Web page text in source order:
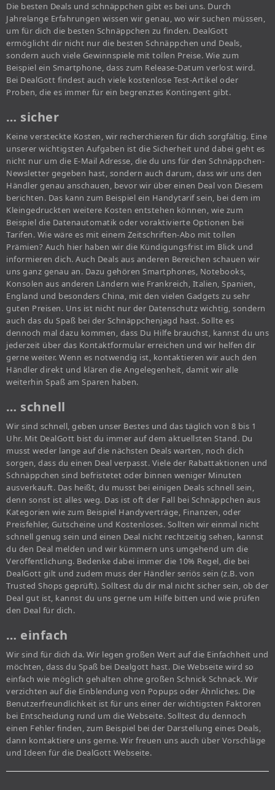
Die besten Deals und schnäppchen gibt es bei uns. Durch
Jahrelange Erfahrungen wissen wir genau, wo wir suchen müssen,
um für dich die besten Schnäppchen zu finden. DealGott
ermöglicht dir nicht nur die besten Schnäppchen und Deals,
sondern auch viele Gewinnspiele mit tollen Preise. Wie zum
Beispiel ein Smartphone, dass zum Release-Datum verlost wird.
Bei DealGott findest auch viele kostenlose Test-Artikel oder
Proben, die es immer für ein begrenztes Kontingent gibt.
… sicher
Keine versteckte Kosten, wir recherchieren für dich sorgfältig. Eine
unserer wichtigsten Aufgaben ist die Sicherheit und dabei geht es
nicht nur um die E-Mail Adresse, die du uns für den Schnäppchen-
Newsletter gegeben hast, sondern auch darum, dass wir uns den
Händler genau anschauen, bevor wir über einen Deal von Diesem
berichten. Das kann zum Beispiel ein Handytarif sein, bei dem im
Kleingedruckten weitere Kosten entstehen können, wie zum
Beispiel die Datenautomatik oder voraktivierte Optionen bei
Tarifen. Wie wäre es mit einem Zeitschriften-Abo mit tollen
Prämien? Auch hier haben wir die Kündigungsfrist im Blick und
informieren dich. Auch Deals aus anderen Bereichen schauen wir
uns ganz genau an. Dazu gehören Smartphones, Notebooks,
Konsolen aus anderen Ländern wie Frankreich, Italien, Spanien,
England und besonders China, mit den vielen Gadgets zu sehr
guten Preisen. Uns ist nicht nur der Datenschutz wichtig, sondern
auch das du Spaß bei der Schnäppchenjagd hast. Sollte es
dennoch mal dazu kommen, dass Du Hilfe brauchst, kannst du uns
jederzeit über das Kontaktformular erreichen und wir helfen dir
gerne weiter. Wenn es notwendig ist, kontaktieren wir auch den
Händler direkt und klären die Angelegenheit, damit wir alle
weiterhin Spaß am Sparen haben.
… schnell
Wir sind schnell, geben unser Bestes und das täglich von 8 bis 1
Uhr. Mit DealGott bist du immer auf dem aktuellsten Stand. Du
musst weder lange auf die nächsten Deals warten, noch dich
sorgen, dass du einen Deal verpasst. Viele der Rabattaktionen und
Schnäppchen sind befristetet oder binnen weniger Minuten
ausverkauft. Das heißt, du musst bei einigen Deals schnell sein,
denn sonst ist alles weg. Das ist oft der Fall bei Schnäppchen aus
Kategorien wie zum Beispiel Handyverträge, Finanzen, oder
Preisfehler, Gutscheine und Kostenloses. Sollten wir einmal nicht
schnell genug sein und einen Deal nicht rechtzeitig sehen, kannst
du den Deal melden und wir kümmern uns umgehend um die
Veröffentlichung. Bedenke dabei immer die 10% Regel, die bei
DealGott gilt und zudem muss der Händler seriös sein (z.B. von
Trusted Shops geprüft). Solltest du dir mal nicht sicher sein, ob der
Deal gut ist, kannst du uns gerne um Hilfe bitten und wie prüfen
den Deal für dich.
… einfach
Wir sind für dich da. Wir legen großen Wert auf die Einfachheit und
möchten, dass du Spaß bei Dealgott hast. Die Webseite wird so
einfach wie möglich gehalten ohne großen Schnick Schnack. Wir
verzichten auf die Einblendung von Popups oder Ähnliches. Die
Benutzerfreundlichkeit ist für uns einer der wichtigsten Faktoren
bei Entscheidung rund um die Webseite. Solltest du dennoch
einen Fehler finden, zum Beispiel bei der Darstellung eines Deals,
dann kontaktiere uns gerne. Wir freuen uns auch über Vorschläge
und Ideen für die DealGott Webseite.